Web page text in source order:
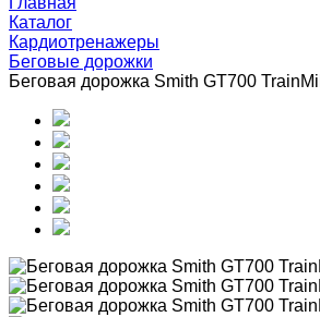
Каталог
Кардиотренажеры
Беговые дорожки
Беговая дорожка Smith GT700 TrainMill